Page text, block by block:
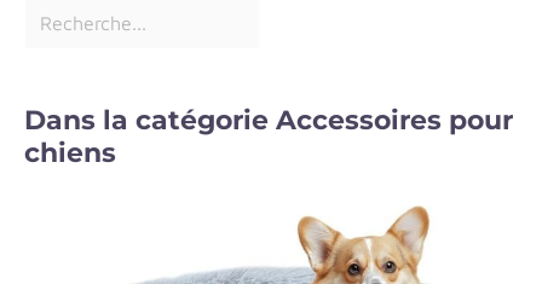
Dans la catégorie Accessoires pour
chiens